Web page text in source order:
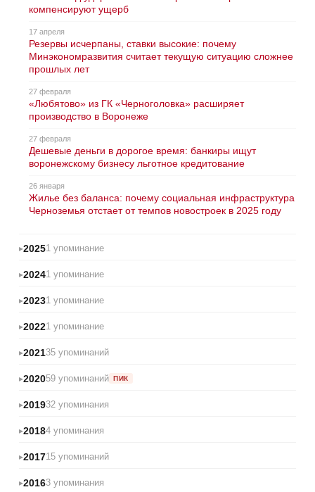
компенсируют ущерб
17 апреля
Резервы исчерпаны, ставки высокие: почему
Минэкономразвития считает текущую ситуацию сложнее
прошлых лет
27 февраля
«Любятово» из ГК «Черноголовка» расширяет
производство в Воронеже
27 февраля
Дешевые деньги в дорогое время: банкиры ищут
воронежскому бизнесу льготное кредитование
26 января
Жилье без баланса: почему социальная инфраструктура
Черноземья отстает от темпов новостроек в 2025 году
20251 упоминание
20241 упоминание
20231 упоминание
20221 упоминание
202135 упоминаний
202059 упоминаний ПИК
201932 упоминания
20184 упоминания
201715 упоминаний
20163 упоминания